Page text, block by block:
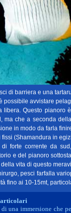
di barriera e una
possibile avvistare
libera. Questo pianoro
ma che a seconda
in modo da farla
fissi (Shamandura in
di forte corrente da
e del pianoro
vita di questo
pesci farfalla
fino ai 10-15mt,
una immersione che